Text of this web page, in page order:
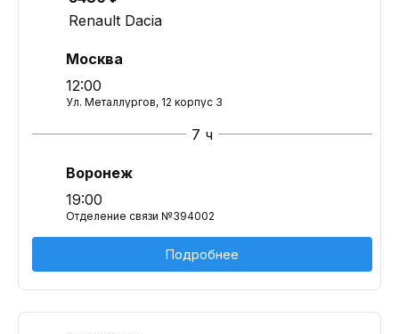
Renault Dacia
Москва
12:00
Ул. Металлургов, 12 корпус 3
7 ч
Воронеж
19:00
Отделение связи №394002
Подробнее